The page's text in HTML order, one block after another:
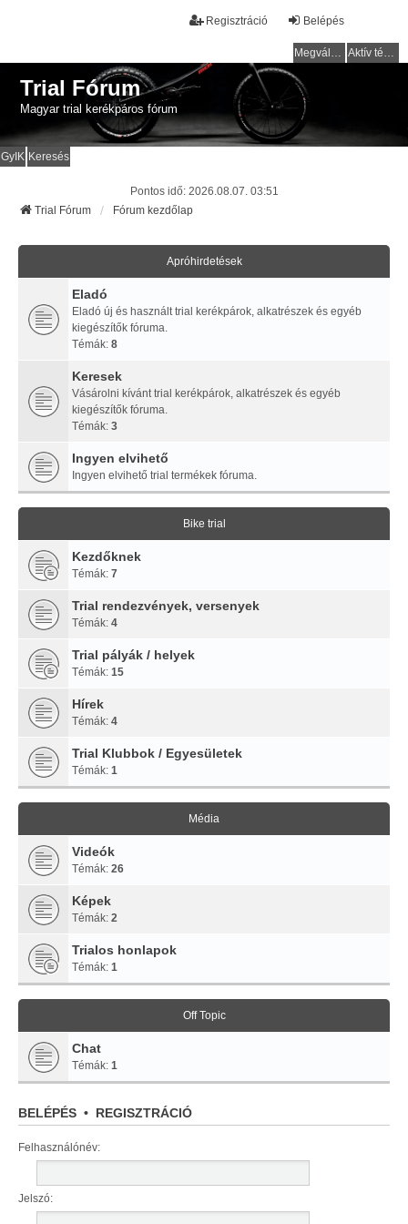
Belépés
Regisztráció
Megválaszolatlan témák Aktív témák
Trial Fórum
Magyar trial kerékpáros fórum
GyIK Keresés
Pontos idő: 2026.08.07. 03:51
Trial Fórum
Fórum kezdőlap
Apróhirdetések
Eladó
Eladó új és használt trial kerékpárok, alkatrészek és egyéb
kiegészítők fóruma.
Témák: 8
Keresek
Vásárolni kívánt trial kerékpárok, alkatrészek és egyéb
kiegészítők fóruma.
Témák: 3
Ingyen elvihető
Ingyen elvihető trial termékek fóruma.
Bike trial
Kezdőknek
Témák: 7
Trial rendezvények, versenyek
Témák: 4
Trial pályák / helyek
Témák: 15
Hírek
Témák: 4
Trial Klubbok / Egyesületek
Témák: 1
Média
Videók
Témák: 26
Képek
Témák: 2
Trialos honlapok
Témák: 1
Off Topic
Chat
Témák: 1
BELÉPÉS • REGISZTRÁCIÓ
Felhasználónév:
Jelszó: